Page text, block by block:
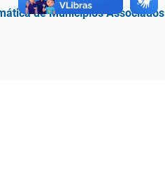
de Municípios Associados